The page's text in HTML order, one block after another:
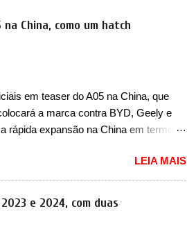
China, como um hatch
em teaser do A05 na China, que
a marca contra BYD, Geely e
rápida expansão na China em termos
entre o T03 e o B05, a marca revelou as
apareceu em sua versão mais
ainda neste ano na China, o compacto
com uma série de outras marcas de
LEIA MAIS
e 2024, com duas